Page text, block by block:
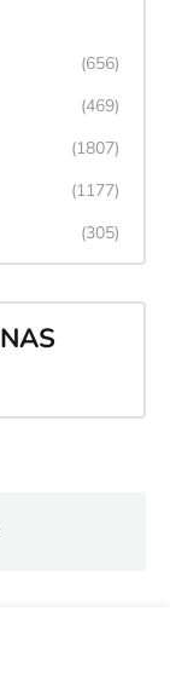
(656)
(469)
(1807)
(1177)
(305)